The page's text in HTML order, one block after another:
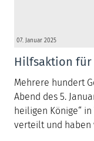
07. Januar 2025
Hilfsaktion für
Mehrere hundert
Abend des 5.
heiligen Könige“
verteilt und haben